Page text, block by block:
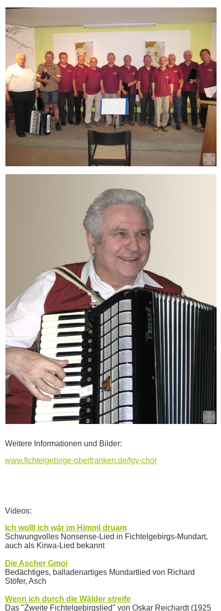
Weitere Informationen und Bilder:
www.fichtelgebirge-oberfranken.de/fgv-chor
Videos:
Ich wollt ich wär im Himml druam
Schwungvolles Nonsense-Lied in Fichtelgebirgs-Mundart,
auch als Kirwa-Lied bekannt
Die Ascher Gmoi
Bedächtiges, balladenartiges Mundartlied von Richard
Stöfer, Asch
Wenn ich durch die Wälder streife
Das "Zweite Fichtelgebirgslied" von Oskar Reichardt (1925